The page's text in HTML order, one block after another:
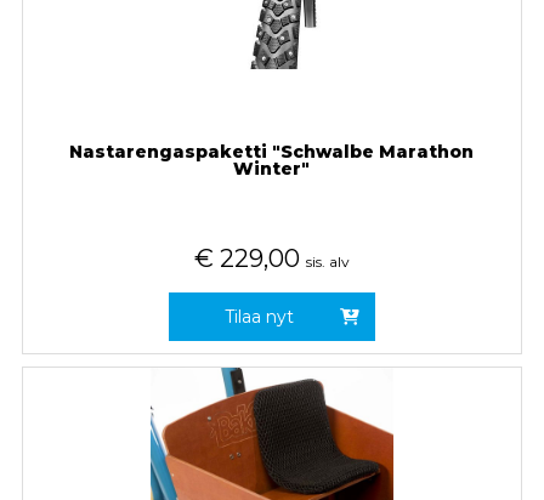
Nastarengaspaketti "Schwalbe Marathon
Winter"
€ 229,00 sis. alv
Tilaa nyt